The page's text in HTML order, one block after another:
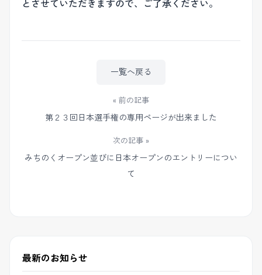
とさせていただきますので、ご了承ください。
« 前の記事
第２３回日本選手権の専用ページが出来ました
一覧へ戻る
次の記事 »
みちのくオープン並びに日本オープンのエントリーについ
て
最新のお知らせ